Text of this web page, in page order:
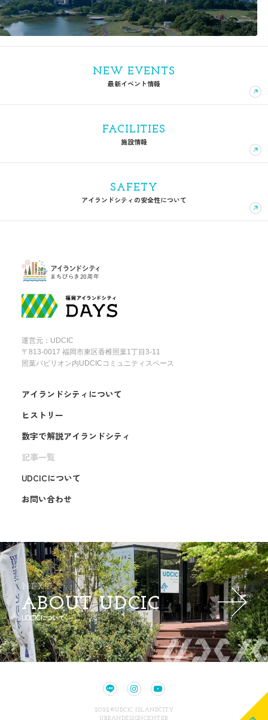
NEW EVENTS
最新イベント情報
FACILITIES
施設情報
SAFETY
アイランドシティの安全性について
運営元：UDCIC
〒813-0017 福岡市東区香椎照葉1丁目3-11
照葉パビリオン内UDCICコミュニティスペース
アイランドシティについて
ヒストリー
数字で解説アイランドシティ
記事一覧
UDCICについて
お問い合わせ
NEXT
ABOUT UDCIC
UDCICについて
2022©UDCIC ISLANDCITY
URBANDESIGNCENTER